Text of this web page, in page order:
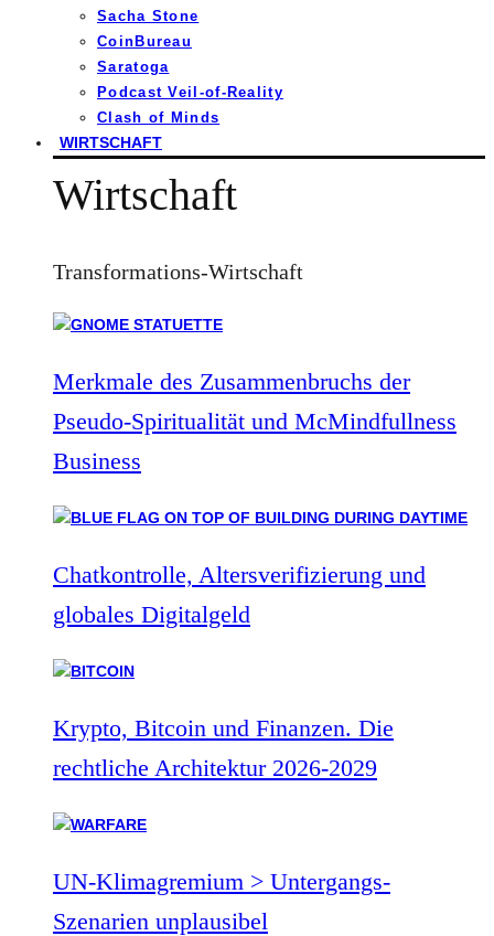
Sacha Stone
CoinBureau
Saratoga
Podcast Veil-of-Reality
Clash of Minds
WIRTSCHAFT
Wirtschaft
Transformations-Wirtschaft
Merkmale des Zusammenbruchs der
Pseudo-Spiritualität und McMindfullness
Business
Chatkontrolle, Altersverifizierung und
globales Digitalgeld
Krypto, Bitcoin und Finanzen. Die
rechtliche Architektur 2026-2029
UN-Klimagremium > Untergangs-
Szenarien unplausibel